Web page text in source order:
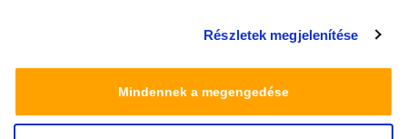
média-, hirdető- és elemező partnereinkkel megosztjuk az
amelyeket Ön adott meg számukra vagy az Ön által
használt más szolgáltatásokból gyűjtöttek.
Részletek megjelenítése
Mindennek a megengedése